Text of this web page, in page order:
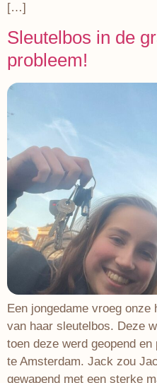
[…]
Sleutelbos in de
probleem!
Een jongedame vroeg
van haar sleutelbos. Deze
toen deze werd geopend
te Amsterdam. Jack zou
gewapend met een sterke